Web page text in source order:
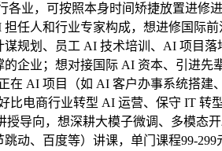
，可按照本身时间矫捷放置进修
任人和行业专家构成，想进修国际
规划、员工 AI 技术培训、AI 项目
企业；想对接国际 AI 资本、引进
在 AI 项目（如 AI 客户办事系统搭
比电商行业转型 AI 运营、保守 IT
导向，想深耕大模子微调、多模态
动、百度等）讲课，单门课程99-